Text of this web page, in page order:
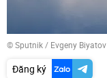
© Sputnik / Evgeny Biyatov
Đăng ký